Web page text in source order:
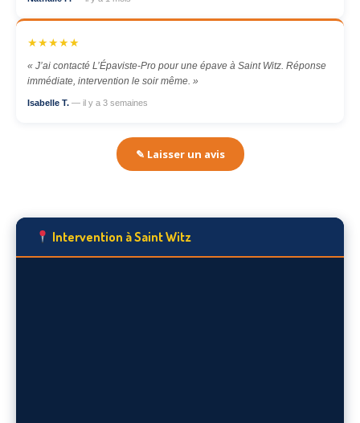
★★★★★
« J’ai contacté L’Épaviste-Pro pour une épave à Saint Witz. Réponse
immédiate, intervention le soir même. »
Isabelle T. — il y a 3 semaines
✎ Laisser un avis
Intervention à Saint Witz